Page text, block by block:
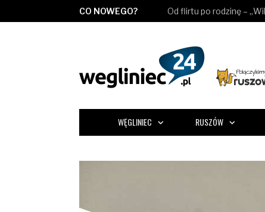
CO NOWEGO? Od flirtu po rodzinę –
WĘGLINIEC RUSZÓW